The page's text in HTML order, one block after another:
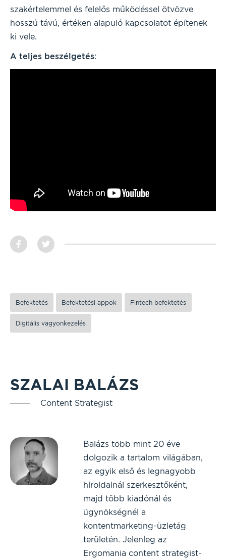
szakértelemmel és felelős működéssel ötvözve
hosszú távú, értéken alapuló kapcsolatot építenek
ki vele.
A teljes beszélgetés:
Befektetés Befektetési appok Fintech befektetés
Digitális vagyonkezelés
SZALAI BALÁZS
Content Strategist
Balázs több mint 20 éve
dolgozik a tartalom világában,
az egyik első és legnagyobb
híroldalnál szerkesztőként,
majd több kiadónál és
ügynökségnél a
kontentmarketing-üzletág
területén. Jelenleg az
Ergomania content strategist-